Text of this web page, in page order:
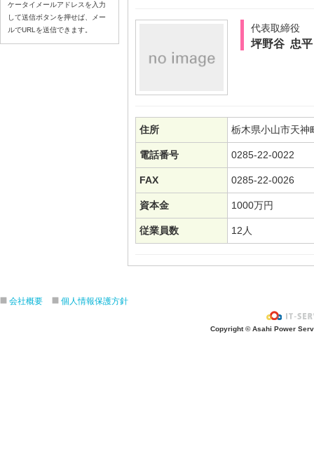
代表取締役
坪野谷 忠平
住所 栃木県小山市天神
電話番号 0285-22-0022
FAX 0285-22-0026
資本金 1000万円
従業員数 12人
ケータイメールアドレスを入力
して送信ボタンを押せば、メー
ルでURLを送信できます。
会社概要 個人情報保護方針
Copyright © Asahi Power